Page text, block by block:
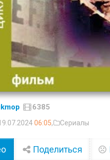
6385
06:05, Сериалы
Поделиться